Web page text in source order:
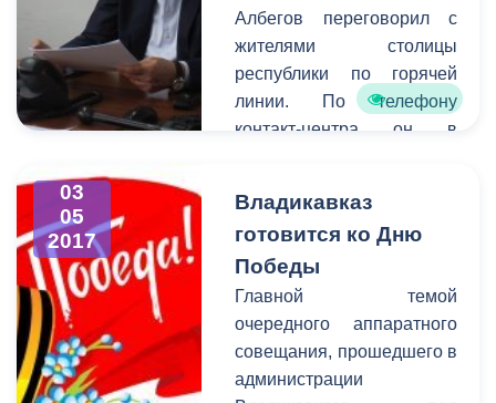
которая будет завершена
в течение двух недель.
Кроме того, будет
установлена специальная
дренажная система
все экологические
последствия.
Албегов переговорил с
жителями столицы
республики по горячей
линии. По телефону
контакт-центра он в
обратившихся в
администрацию
гВладикавказа.
Градоначальник подробно
рассмотрел поступившие
обращения, а также
поинтересовался у
03
05
2017
Владикавказ
готовится ко Дню
Победы
Главной темой
очередного аппаратного
совещания, прошедшего в
администрации